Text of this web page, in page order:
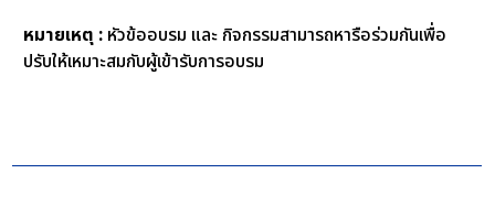
หมายเหตุ : หัวข้ออบรม และ กิจกรรมสามารถหารือร่วมกันเพื่อ
ปรับให้เหมาะสมกับผู้เข้ารับการอบรม